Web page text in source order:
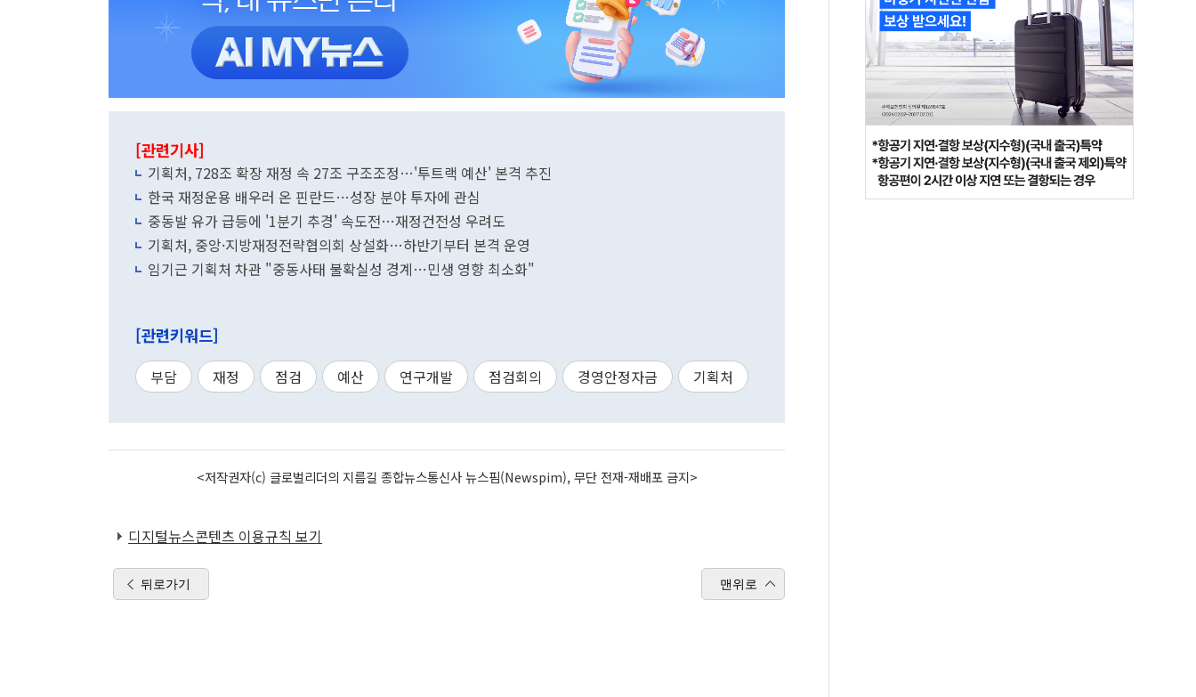
[관련기사]
기획처, 728조 확장 재정 속 27조 구조조정…'투트랙 예산' 본격 추진
한국 재정운용 배우러 온 핀란드…성장 분야 투자에 관심
중동발 유가 급등에 '1분기 추경' 속도전…재정건전성 우려도
기획처, 중앙·지방재정전략협의회 상설화…하반기부터 본격 운영
임기근 기획처 차관 "중동사태 불확실성 경계…민생 영향 최소화"
[관련키워드]
부담 재정 점검 예산 연구개발 점검회의 경영안정자금 기획처
<저작권자(c) 글로벌리더의 지름길 종합뉴스통신사 뉴스핌(Newspim), 무단 전재-재배포 금지>
디지털뉴스콘텐츠 이용규칙 보기
뒤로가기 맨위로